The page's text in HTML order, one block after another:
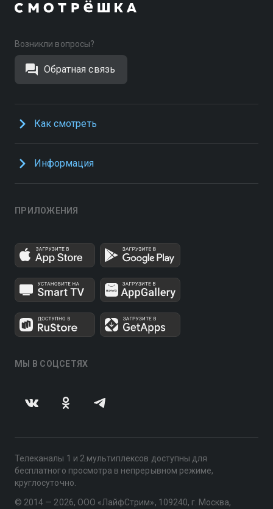
Возникли вопросы?
Обратная связь
Как смотреть
Информация
ПРИЛОЖЕНИЯ
МЫ В СОЦСЕТЯХ
Телеканалы 1 и 2 мультиплексов доступны для
бесплатного просмотра в непрерывном режиме,
круглосуточно.
© 2014 — 2026, ООО «ЛайфСтрим», 109240, г. Москва,